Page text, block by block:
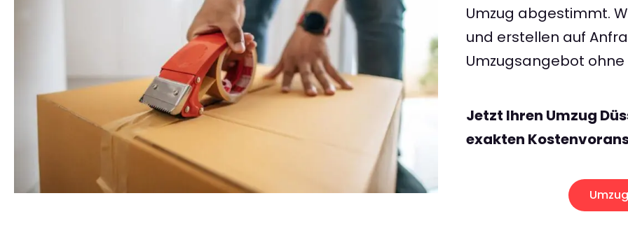
Umzug abgestimmt.
und erstellen auf
Umzugsangebot
Jetzt Ihren Umzug
exakten